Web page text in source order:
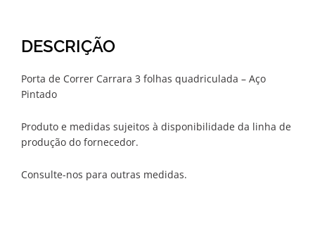
DESCRIÇÃO
Porta de Correr Carrara 3 folhas quadriculada – Aço
Pintado
Produto e medidas sujeitos à disponibilidade da linha de
produção do fornecedor.
Consulte-nos para outras medidas.